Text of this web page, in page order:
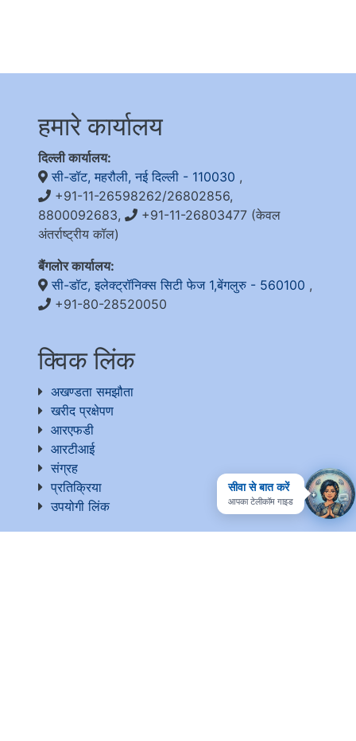
सीवा से बात करें
आपका टेलीकॉम गाइड
हमारे कार्यालय
दिल्ली कार्यालय:
सी-डॉट, महरौली, नई दिल्ली - 110030 ,
+91-11-26598262/26802856,
8800092683,
+91-11-26803477 (केवल
अंतर्राष्ट्रीय कॉल)
बैंगलोर कार्यालय:
सी-डॉट, इलेक्ट्रॉनिक्स सिटी फेज 1,बेंगलुरु - 560100 ,
+91-80-28520050
क्विक लिंक
अखण्डता समझौता
खरीद प्रक्षेपण
आरएफडी
आरटीआई
संग्रह
प्रतिक्रिया
उपयोगी लिंक